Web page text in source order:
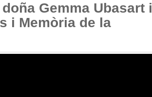
Gemma Ubasart i
i Memòria de la